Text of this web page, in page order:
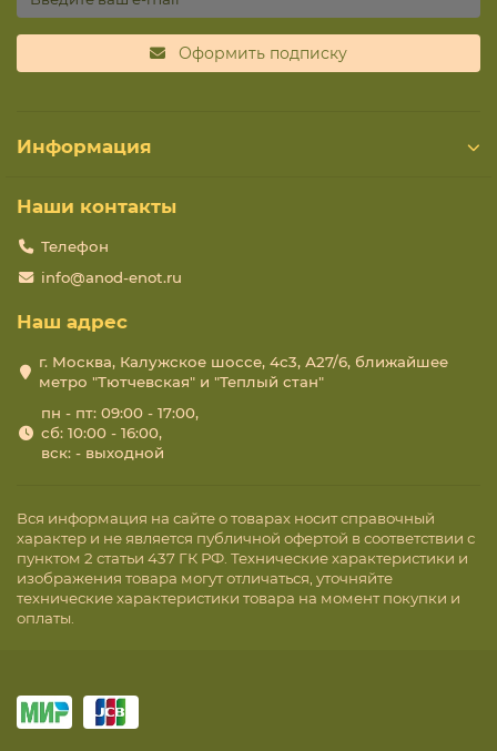
Оформить подписку
Информация
Наши контакты
Телефон
info@anod-enot.ru
Наш адрес
г. Москва, Калужское шоссе, 4с3, А27/6, ближайшее
метро "Тютчевская" и "Теплый стан"
пн - пт: 09:00 - 17:00,
сб: 10:00 - 16:00,
вск: - выходной
Вся информация на сайте о товарах носит справочный
характер и не является публичной офертой в соответствии с
пунктом 2 статьи 437 ГК РФ. Технические характеристики и
изображения товара могут отличаться, уточняйте
технические характеристики товара на момент покупки и
оплаты.